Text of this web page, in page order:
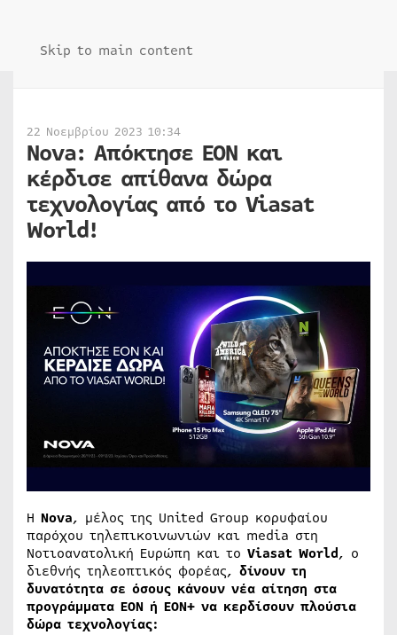
Skip to main content
22 Νοεμβρίου 2023 10:34
Nova: Απόκτησε ΕΟΝ και
κέρδισε απίθανα δώρα
τεχνολογίας από το Viasat
World!
Η Nova, μέλος της United Group κορυφαίου
παρόχου τηλεπικοινωνιών και media στη
Νοτιοανατολική Ευρώπη και το Viasat World, o
διεθνής τηλεοπτικός φορέας, δίνουν τη
δυνατότητα σε όσους κάνουν νέα αίτηση στα
προγράμματα ΕΟΝ ή ΕΟΝ+ να κερδίσουν πλούσια
δώρα τεχνολογίας: